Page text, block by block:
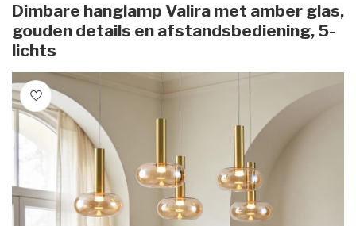
Dimbare hanglamp Valira met amber glas,
gouden details en afstandsbediening, 5-
lichts